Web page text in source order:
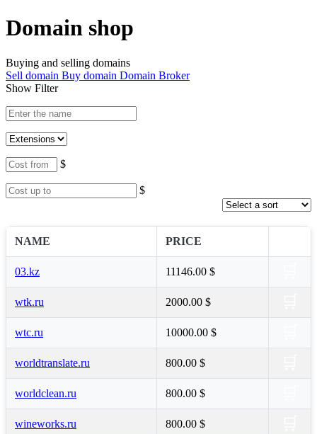
Domain shop
Buying and selling domains
Sell domain Buy domain Domain Broker
Show Filter
$
$
NAME PRICE
03.kz 11146.00 $
wtk.ru 2000.00 $
wtc.ru 10000.00 $
worldtranslate.ru 800.00 $
worldclean.ru 800.00 $
wineworks.ru 800.00 $